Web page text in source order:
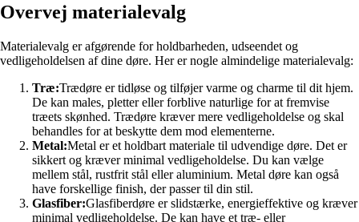
Overvej materialevalg
Materialevalg er afgørende for holdbarheden, udseendet og
vedligeholdelsen af dine døre. Her er nogle almindelige materialevalg:
Træ:Trædøre er tidløse og tilføjer varme og charme til dit hjem.
De kan males, pletter eller forblive naturlige for at fremvise
træets skønhed. Trædøre kræver mere vedligeholdelse og skal
behandles for at beskytte dem mod elementerne.
Metal:Metal er et holdbart materiale til udvendige døre. Det er
sikkert og kræver minimal vedligeholdelse. Du kan vælge
mellem stål, rustfrit stål eller aluminium. Metal døre kan også
have forskellige finish, der passer til din stil.
Glasfiber:Glasfiberdøre er slidstærke, energieffektive og kræver
minimal vedligeholdelse. De kan have et træ- eller